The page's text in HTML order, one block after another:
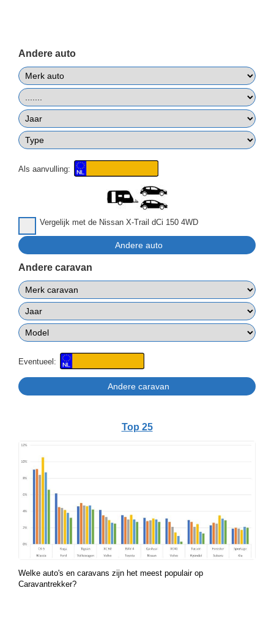
Andere auto
Als aanvulling:
Vergelijk met de Nissan X-Trail dCi 150 4WD
Andere caravan
Eventueel:
Top 25
Welke auto's en caravans zijn het meest populair op
Caravantrekker?